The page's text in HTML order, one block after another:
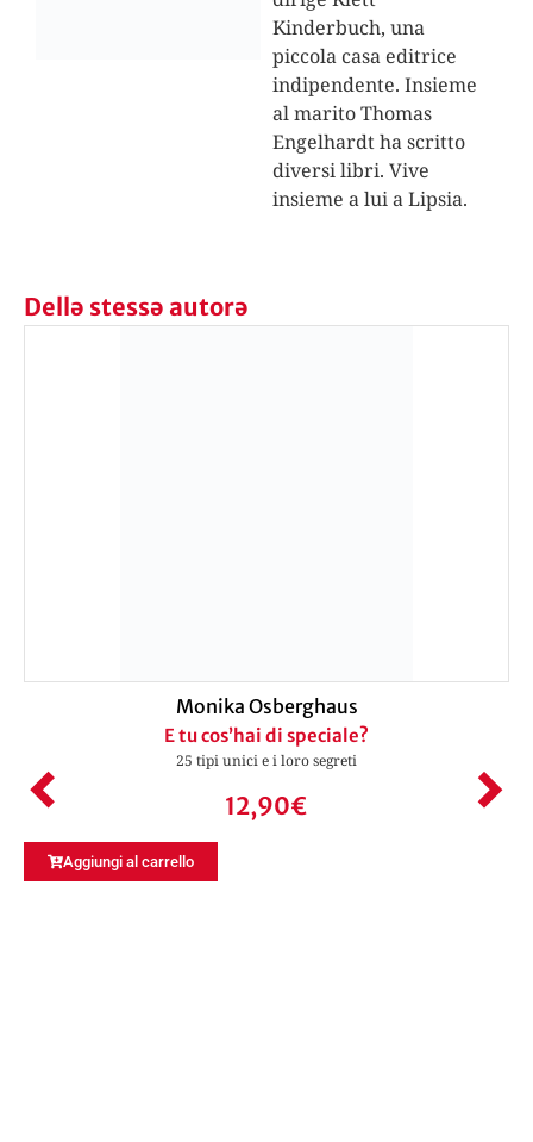
Kinderbuch, una
piccola casa editrice
indipendente. Insieme
al marito Thomas
Engelhardt ha scritto
diversi libri. Vive
insieme a lui a Lipsia.
Dellə stessə autorə
Monika Osberghaus
E tu cos’hai di speciale?
25 tipi unici e i loro segreti
12,90€
Aggiungi al carrello